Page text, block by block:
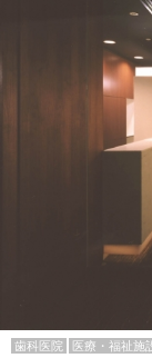
歯科医院 医療・福祉施